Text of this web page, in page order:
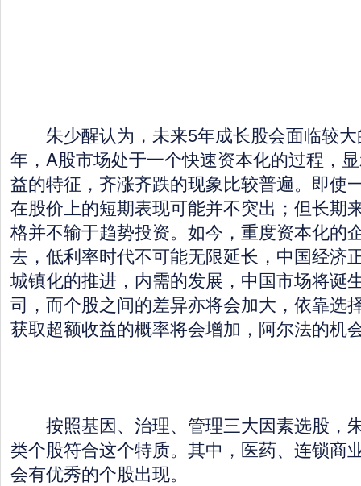
朱少醒认为，未来5年成长股会面临较大
年，A股市场处于一个快速资本化的过程，
益的特征，齐涨齐跌的现象比较普遍。即使
在股价上的短期表现可能并不突出；但长期
格并不输于趋势投资。如今，重度资本化的
去，低利率时代不可能无限延长，中国经济
城镇化的推进，内需的发展，中国市场将诞
司，而个股之间的差异亦将会加大，依靠选
获取超额收益的概率将会增加，阿尔法的机
按照基因、治理、管理三大因素选股，
类个股符合这个特质。其中，医药、连锁商
会有优秀的个股出现。